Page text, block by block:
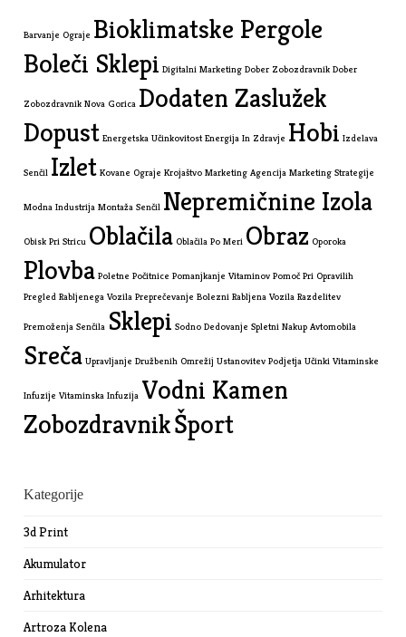
Barvanje Ograje Bioklimatske Pergole
Boleči Sklepi Digitalni Marketing Dober Zobozdravnik Dober
Zobozdravnik Nova Gorica Dodaten Zaslužek
Dopust Energetska Učinkovitost Energija In Zdravje Hobi Izdelava
Senčil Izlet Kovane Ograje Krojaštvo Marketing Agencija Marketing Strategije
Modna Industrija Montaža Senčil Nepremičnine Izola
Obisk Pri Stricu Oblačila Oblačila Po Meri Obraz Oporoka
Plovba Poletne Počitnice Pomanjkanje Vitaminov Pomoč Pri Opravilih
Pregled Rabljenega Vozila Preprečevanje Bolezni Rabljena Vozila Razdelitev
Premoženja Senčila Sklepi Sodno Dedovanje Spletni Nakup Avtomobila
Sreča Upravljanje Družbenih Omrežij Ustanovitev Podjetja Učinki Vitaminske
Infuzije Vitaminska Infuzija Vodni Kamen
ZobozdravnikŠport
Kategorije
3d Print
Akumulator
Arhitektura
Artroza Kolena